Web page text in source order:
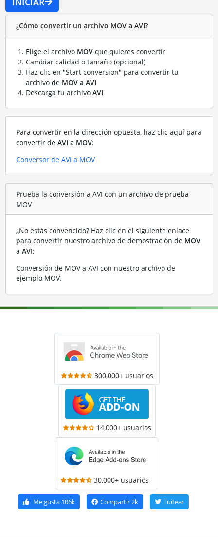
¿Cómo convertir un archivo MOV a AVI?
Elige el archivo MOVque quieres convertir
Cambiar calidad o tamaño (opcional)
Haz clic en "Start conversion" para convertir tu
archivo de MOV a AVI
Descarga tu archivo AVI
Para convertir en la dirección opuesta, haz clic aquí para
convertir de AVI a MOV:
Conversor de AVI a MOV
Prueba la conversión a AVI con un archivo de prueba
MOV
¿No estás convencido? Haz clic en el siguiente enlace
para convertir nuestro archivo de demostración de MOV
a AVI:
Conversión de MOV a AVI con nuestro archivo de
ejemplo MOV.
300,000+ usuarios
14,000+ usuarios
30,000+ usuarios
Me gusta106k Compartir2k Tuitear